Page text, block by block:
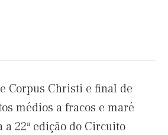
Corpus Christi e final de
médios a fracos e maré
22ª edição do Circuito